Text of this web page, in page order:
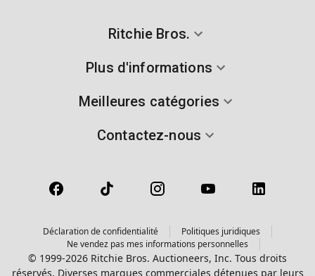
Ritchie Bros.
Plus d'informations
Meilleures catégories
Contactez-nous
Déclaration de confidentialité
Politiques juridiques
Ne vendez pas mes informations personnelles
© 1999-2026 Ritchie Bros. Auctioneers, Inc. Tous droits
réservés. Diverses marques commerciales détenues par leurs